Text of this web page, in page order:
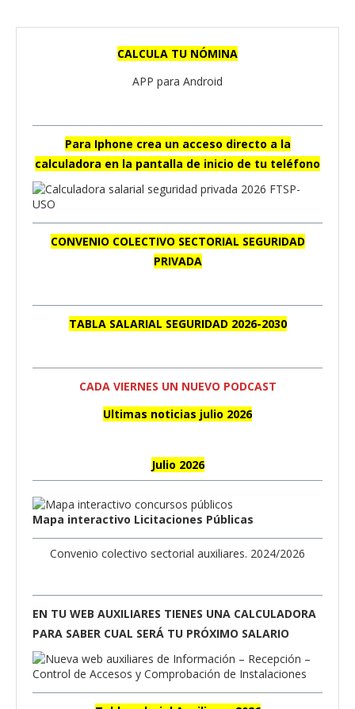
CALCULA TU NÓMINA
APP para Android
Para Iphone crea un acceso directo a la
calculadora en la pantalla de inicio de tu teléfono
CONVENIO COLECTIVO SECTORIAL SEGURIDAD
PRIVADA
TABLA SALARIAL SEGURIDAD 2026-2030
CADA VIERNES UN NUEVO PODCAST
Ultimas noticias julio 2026
Julio 2026
Mapa interactivo Licitaciones Públicas
Convenio colectivo sectorial auxiliares. 2024/2026
EN TU WEB AUXILIARES TIENES UNA CALCULADORA
PARA SABER CUAL SERÁ TU PRÓXIMO SALARIO